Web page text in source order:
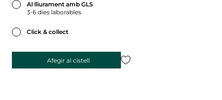
Al lliurament amb GLS
3-6 dies laborables
Click & collect
Afegir al cistell